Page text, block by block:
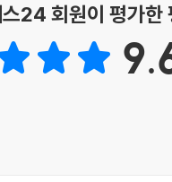
니라, 서울대학교 수학교
24 회원이 평가한